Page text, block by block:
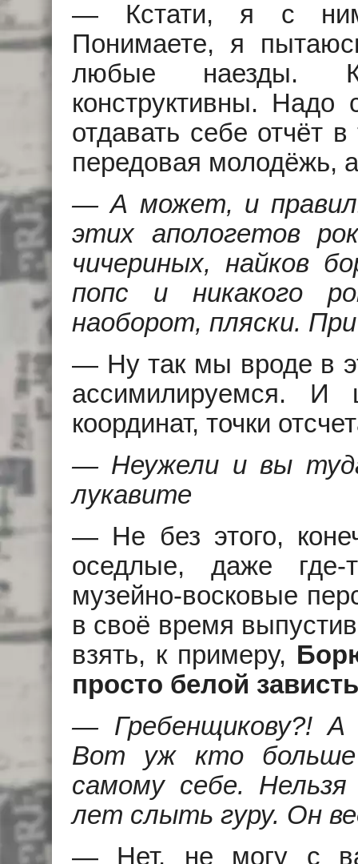
— Кстати, я с ним
Понимаете, я
любые наезды.
конструктивны.
отдавать себе отчёт
передовая молодёжь,
— А может, и
этих апологетов
чичериных, найков
попс и никакого
наоборот, пляски.
— Hу так мы вроде в
ассимилируемся. И
координат, точки
— Hеужели и вы
лукавите
— Hе без этого,
оседлые, даже где-
музейно-восковые
в своё время
взять, к примеру,
просто белой
— Гребенщикову?! А
Вот уж кто больше
самому себе.
лет слыть гуру. Он
— Hет, не могу с